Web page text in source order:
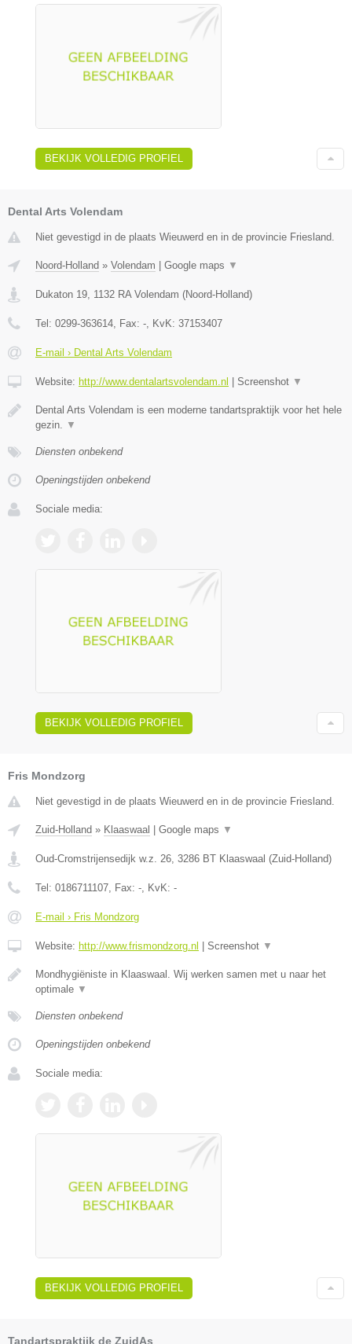
BEKIJK VOLLEDIG PROFIEL
Dental Arts Volendam
Niet gevestigd in de plaats Wieuwerd en in de provincie Friesland.
Noord-Holland » Volendam Google maps ▼
Dukaton 19 1132 RA Volendam (Noord-Holland)
Tel: 0299-363614 , Fax: - , KvK: 37153407
E-mail › Dental Arts Volendam
Website: http://www.dentalartsvolendam.nl Screenshot ▼
Dental Arts Volendam is een moderne tandartspraktijk voor het hele
gezin.
▼
Diensten onbekend
Openingstijden onbekend
Sociale media:
BEKIJK VOLLEDIG PROFIEL
Fris Mondzorg
Niet gevestigd in de plaats Wieuwerd en in de provincie Friesland.
Zuid-Holland » Klaaswaal Google maps ▼
Oud-Cromstrijensedijk w.z. 26, 3286 BT Klaaswaal (Zuid-Holland)
Tel: 0186711107, Fax: -, KvK: -
E-mail › Fris Mondzorg
Website: http://www.frismondzorg.nl Screenshot ▼
Mondhygiëniste in Klaaswaal. Wij werken samen met u naar het
optimale ▼
Diensten onbekend
Openingstijden onbekend
Sociale media:
BEKIJK VOLLEDIG PROFIEL
Tandartspraktijk de ZuidAs